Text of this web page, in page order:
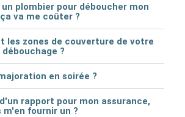
plombier pour déboucher mon
va me coûter ?
les zones de couverture de votre
?
en soirée ?
rapport pour mon assurance,
m'en fournir un ?